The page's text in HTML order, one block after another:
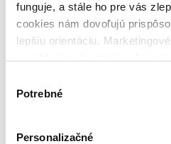
funguje, a stále ho pre vás
cookies nám dovoľujú
lepšiu orientáciu.
keby sme mohli používať
súhlasu
Potrebné
Personalizačné